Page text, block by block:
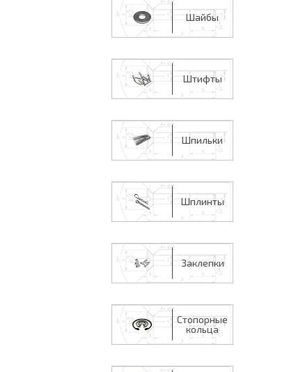
Шайбы
Штифты
Шпильки
Шплинты
Заклепки
Стопорные
кольца